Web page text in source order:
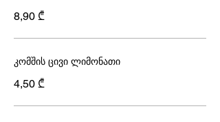
8,90 ₾
კომშის ცივი ლიმონათი
4,50 ₾